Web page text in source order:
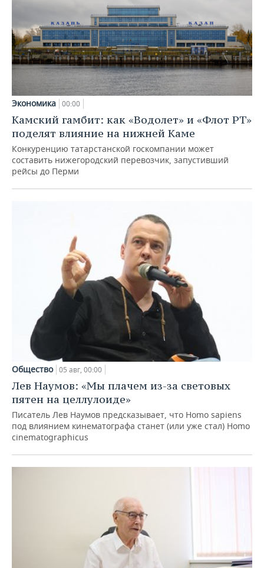
Экономика 00:00
Камский гамбит: как «Водолет» и «Флот РТ»
поделят влияние на нижней Каме
Конкуренцию татарстанской госкомпании может
составить нижегородский перевозчик, запустивший
рейсы до Перми
Общество 05 авг, 00:00
Лев Наумов: «Мы плачем из-за световых
пятен на целлулоиде»
Писатель Лев Наумов предсказывает, что Homo sapiens
под влиянием кинематографа станет (или уже стал) Homo
cinematographicus